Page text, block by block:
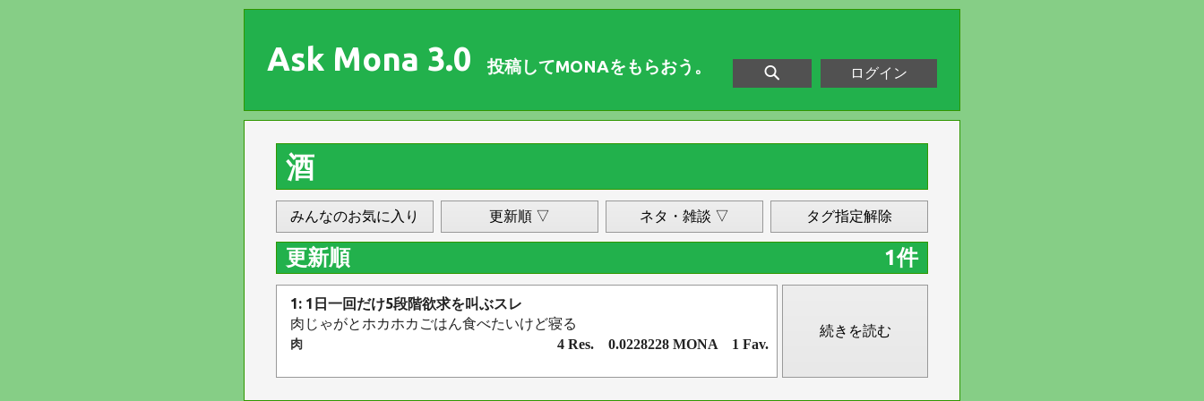
Ask Mona 3.0 投稿してMONAをもらおう。 ログイン
酒
みんなのお気に入り 更新順 ▽ ネタ・雑談 ▽ タグ指定解除
更新順 1件
1: 1日一回だけ5段階欲求を叫ぶスレ
肉じゃがとホカホカごはん食べたいけど寝る
肉 4 Res. 0.0228228 MONA 1 Fav.
続きを読む